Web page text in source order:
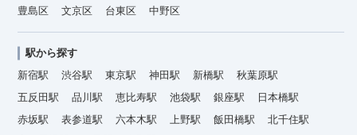
豊島区
文京区 台東区 中野区
駅から探す
新宿駅
渋谷駅 東京駅 神田駅 新橋駅
秋葉原駅
五反田駅
品川駅 恵比寿駅 池袋駅 銀座駅
日本橋駅
赤坂駅
表参道駅 六本木駅 上野駅 飯田橋駅
北千住駅